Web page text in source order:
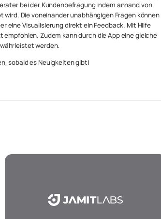
bei der Kundenbefragung indem anhand von
Die voneinander unabhängigen Fragen können
eine Visualisierung direkt ein Feedback. Mit Hilfe
Zudem kann durch die App eine gleiche
werden.
sobald es Neuigkeiten gibt!